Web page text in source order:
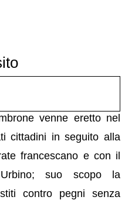
venne eretto nel
cittadini in seguito alla
francescano e con il
suo scopo la
contro pegni senza